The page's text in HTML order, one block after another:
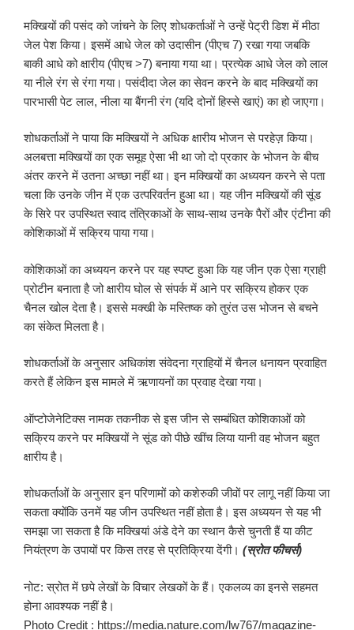
मक्खियों की पसंद को जांचने के लिए शोधकर्ताओं ने उन्हें पेट्री डिश में मीठा
जेल पेश किया। इसमें आधे जेल को उदासीन (पीएच 7) रखा गया जबकि
बाकी आधे को क्षारीय (पीएच >7) बनाया गया था। प्रत्येक आधे जेल को लाल
या नीले रंग से रंगा गया। पसंदीदा जेल का सेवन करने के बाद मक्खियों का
पारभासी पेट लाल, नीला या बैंगनी रंग (यदि दोनों हिस्से खाएं) का हो जाएगा।
शोधकर्ताओं ने पाया कि मक्खियों ने अधिक क्षारीय भोजन से परहेज़ किया।
अलबत्ता मक्खियों का एक समूह ऐसा भी था जो दो प्रकार के भोजन के बीच
अंतर करने में उतना अच्छा नहीं था। इन मक्खियों का अध्ययन करने से पता
चला कि उनके जीन में एक उत्परिवर्तन हुआ था। यह जीन मक्खियों की सूंड
के सिरे पर उपस्थित स्वाद तंत्रिकाओं के साथ-साथ उनके पैरों और एंटीना की
कोशिकाओं में सक्रिय पाया गया।
कोशिकाओं का अध्ययन करने पर यह स्पष्ट हुआ कि यह जीन एक ऐसा ग्राही
प्रोटीन बनाता है जो क्षारीय घोल से संपर्क में आने पर सक्रिय होकर एक
चैनल खोल देता है। इससे मक्खी के मस्तिष्क को तुरंत उस भोजन से बचने
का संकेत मिलता है।
शोधकर्ताओं के अनुसार अधिकांश संवेदना ग्राहियों में चैनल धनायन प्रवाहित
करते हैं लेकिन इस मामले में ऋणायनों का प्रवाह देखा गया।
ऑप्टोजेनेटिक्स नामक तकनीक से इस जीन से सम्बंधित कोशिकाओं को
सक्रिय करने पर मक्खियों ने सूंड को पीछे खींच लिया यानी वह भोजन बहुत
क्षारीय है।
शोधकर्ताओं के अनुसार इन परिणामों को कशेरुकी जीवों पर लागू नहीं किया जा
सकता क्योंकि उनमें यह जीन उपस्थित नहीं होता है। इस अध्ययन से यह भी
समझा जा सकता है कि मक्खियां अंडे देने का स्थान कैसे चुनती हैं या कीट
नियंत्रण के उपायों पर किस तरह से प्रतिक्रिया देंगी। (स्रोत फीचर्स)
नोट: स्रोत में छपे लेखों के विचार लेखकों के हैं। एकलव्य का इनसे सहमत
होना आवश्यक नहीं है।
Photo Credit : https://media.nature.com/lw767/magazine-